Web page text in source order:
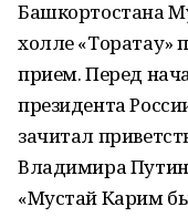
Башкортостана
холле «Торатау»
прием. Перед
президента
зачитал
Владимира
«Мустай Карим